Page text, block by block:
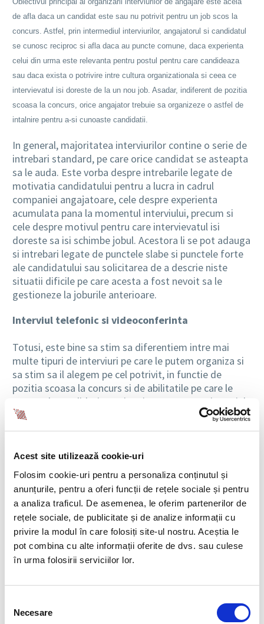
Acest site utilizează cookie-uri
Folosim cookie-uri pentru a personaliza conținutul și
anunțurile, pentru a oferi funcții de rețele sociale și pentru
a analiza traficul. De asemenea, le oferim partenerilor de
rețele sociale, de publicitate și de analize informații cu
privire la modul în care folosiți site-ul nostru. Aceștia le
pot combina cu alte informații oferite de dvs. sau culese
în urma folosirii serviciilor lor.
consimțământului
Necesare
de afla daca un candidat este sau nu potrivit pentru un job scos la
concurs. Astfel, prin intermediul interviurilor, angajatorul si candidatul
se cunosc reciproc si afla daca au puncte comune, daca experienta
celui din urma este relevanta pentru postul pentru care candideaza
sau daca exista o potrivire intre cultura organizationala si ceea ce
intervievatul isi doreste de la un nou job. Asadar, indiferent de pozitia
scoasa la concurs, orice angajator trebuie sa organizeze o astfel de
intalnire pentru a-si cunoaste candidatii.
In general, majoritatea interviurilor contine o serie de
intrebari standard, pe care orice candidat se asteapta
sa le auda. Este vorba despre intrebarile legate de
motivatia candidatului pentru a lucra in cadrul
companiei angajatoare, cele despre experienta
acumulata pana la momentul interviului, precum si
cele despre motivul pentru care intervievatul isi
doreste sa isi schimbe jobul. Acestora li se pot adauga
si intrebari legate de punctele slabe si punctele forte
ale candidatului sau solicitarea de a descrie niste
situatii dificile pe care acesta a fost nevoit sa le
gestioneze la joburile anterioare.
Interviul telefonic si videoconferinta
Totusi, este bine sa stim sa diferentiem intre mai
multe tipuri de interviuri pe care le putem organiza si
sa stim sa il alegem pe cel potrivit, in functie de
pozitia scoasa la concurs si de abilitatile pe care le
cautam la candidati. In prima instanta, avem interviul
telefonic, care este cea mai comuna metoda folosita
de angajatori si recrutori si care are, de cele mai multe
identificat un candidat cu un profil interesant, fie ca
acesta a aplicat pentru o pozitie sau a fost gasit in
urma cautarilor echipei de recrutare, cel mai practic si
mai usor este sa fie organizat un prim interviu prin
telefon.
Si pentru ca tot am inceput prin a vorbi despre
interviurile care nu presupun interactiunea directa,
fata in fata, dintre angajator si candidat, trebuie sa
organizarea cu usurinta a videoconferintelor. Astfel, in
cazul in care se doreste extinderea recrutarii si in alte
tari, se pot stabili interviuri prin Skype sau prin